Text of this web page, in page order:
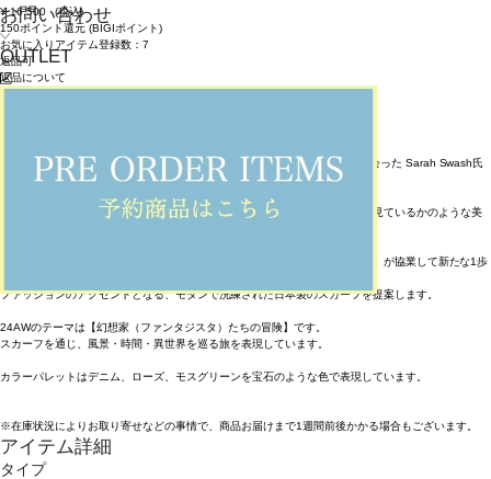
お問い合わせ
OUTLET
¥ 16,500
(税込)
150ポイント還元 (BIGIポイント)
お気に入りアイテム登録数： 7
返品可
返品について
カラー・サイズを選択する
【SWASH LONDON】は2004年にロンドンの名門セント・マーチンズで出会った Sarah Swash氏
と山中俊夫氏によって設立されました。
そのアイテムはユーモアと詩心あふれる幻想的なプリントで、まるで絵画を見ているかのような美
2024年より 【SWASH LONDON】と日本のスカーフメーカー【MOONBAT】が協業して新たな1歩
ファッションのアクセントとなる、モダンで洗練された日本製のスカーフを提案します。
24AWのテーマは【幻想家（ファンタジスタ）たちの冒険】です。
スカーフを通じ、風景・時間・異世界を巡る旅を表現しています。
カラーパレットはデニム、ローズ、モスグリーンを宝石のような色で表現しています。
※在庫状況によりお取り寄せなどの事情で、商品お届けまで1週間前後かかる場合もございます。
アイテム詳細
タイプ